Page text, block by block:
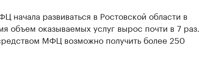
начала развиваться в Ростовской области в
объем оказываемых услуг вырос почти в 7 раз.
МФЦ возможно получить более 250